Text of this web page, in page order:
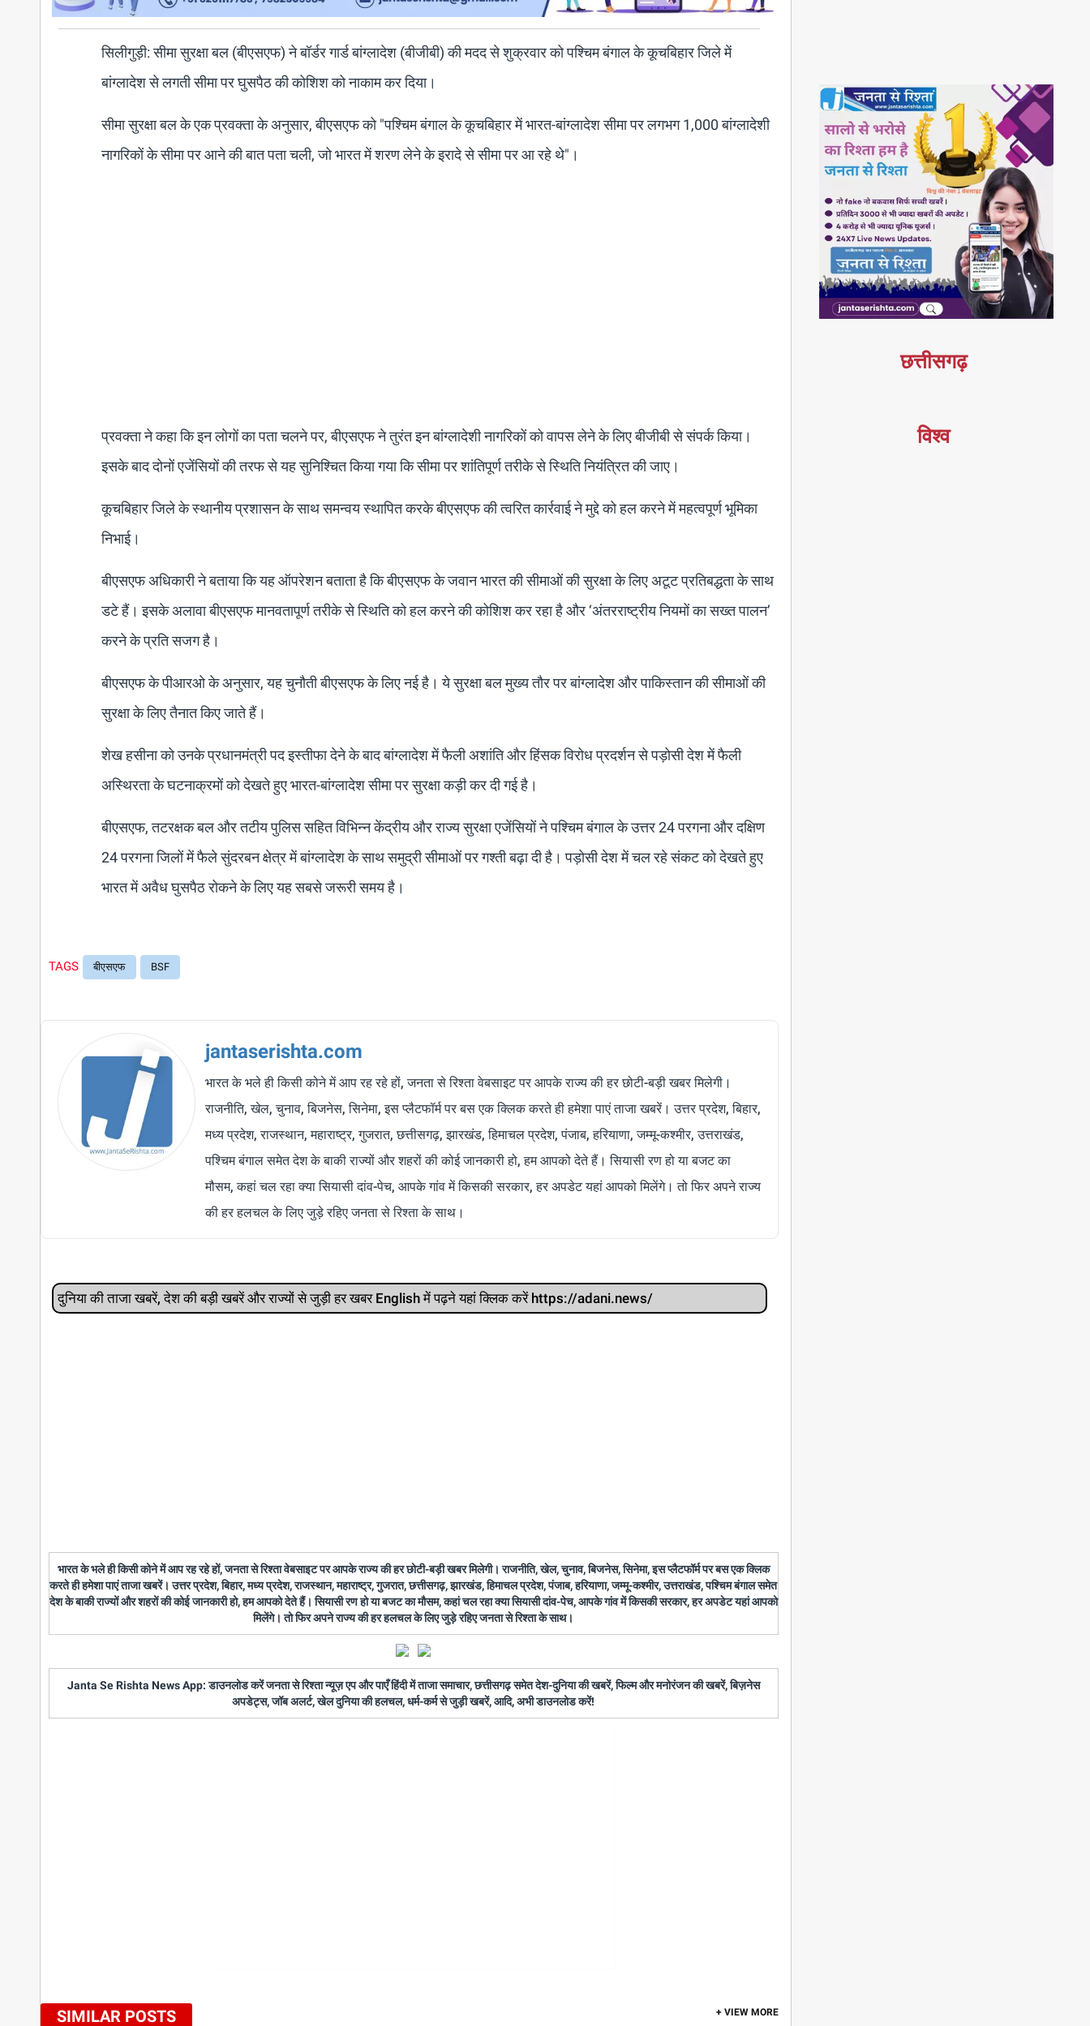
सिलीगुड़ी: सीमा सुरक्षा बल (बीएसएफ) ने बॉर्डर गार्ड बांग्लादेश (बीजीबी) की मदद से शुक्रवार को पश्चिम बंगाल के कूचबिहार जिले में
बांग्लादेश से लगती सीमा पर घुसपैठ की कोशिश को नाकाम कर दिया।
सीमा सुरक्षा बल के एक प्रवक्ता के अनुसार, बीएसएफ को "पश्चिम बंगाल के कूचबिहार में भारत-बांग्लादेश सीमा पर लगभग 1,000 बांग्लादेशी
नागरिकों के सीमा पर आने की बात पता चली, जो भारत में शरण लेने के इरादे से सीमा पर आ रहे थे"।
प्रवक्ता ने कहा कि इन लोगों का पता चलने पर, बीएसएफ ने तुरंत इन बांग्लादेशी नागरिकों को वापस लेने के लिए बीजीबी से संपर्क किया।
इसके बाद दोनों एजेंसियों की तरफ से यह सुनिश्चित किया गया कि सीमा पर शांतिपूर्ण तरीके से स्थिति नियंत्रित की जाए।
कूचबिहार जिले के स्थानीय प्रशासन के साथ समन्वय स्थापित करके बीएसएफ की त्वरित कार्रवाई ने मुद्दे को हल करने में महत्वपूर्ण भूमिका
निभाई।
बीएसएफ अधिकारी ने बताया कि यह ऑपरेशन बताता है कि बीएसएफ के जवान भारत की सीमाओं की सुरक्षा के लिए अटूट प्रतिबद्धता के साथ
डटे हैं। इसके अलावा बीएसएफ मानवतापूर्ण तरीके से स्थिति को हल करने की कोशिश कर रहा है और ‘अंतरराष्ट्रीय नियमों का सख्त पालन’
करने के प्रति सजग है।
बीएसएफ के पीआरओ के अनुसार, यह चुनौती बीएसएफ के लिए नई है। ये सुरक्षा बल मुख्य तौर पर बांग्लादेश और पाकिस्तान की सीमाओं की
सुरक्षा के लिए तैनात किए जाते हैं।
शेख हसीना को उनके प्रधानमंत्री पद इस्तीफा देने के बाद बांग्लादेश में फैली अशांति और हिंसक विरोध प्रदर्शन से पड़ोसी देश में फैली
अस्थिरता के घटनाक्रमों को देखते हुए भारत-बांग्लादेश सीमा पर सुरक्षा कड़ी कर दी गई है।
बीएसएफ, तटरक्षक बल और तटीय पुलिस सहित विभिन्न केंद्रीय और राज्य सुरक्षा एजेंसियों ने पश्चिम बंगाल के उत्तर 24 परगना और दक्षिण
24 परगना जिलों में फैले सुंदरबन क्षेत्र में बांग्लादेश के साथ समुद्री सीमाओं पर गश्ती बढ़ा दी है। पड़ोसी देश में चल रहे संकट को देखते हुए
भारत में अवैध घुसपैठ रोकने के लिए यह सबसे जरूरी समय है।
TAGS बीएसएफ BSF
jantaserishta.com
भारत के भले ही किसी कोने में आप रह रहे हों, जनता से रिश्ता वेबसाइट पर आपके राज्य की हर छोटी-बड़ी खबर मिलेगी।
राजनीति, खेल, चुनाव, बिजनेस, सिनेमा, इस प्लैटफॉर्म पर बस एक क्लिक करते ही हमेशा पाएं ताजा खबरें। उत्तर प्रदेश, बिहार,
मध्य प्रदेश, राजस्थान, महाराष्ट्र, गुजरात, छत्तीसगढ़, झारखंड, हिमाचल प्रदेश, पंजाब, हरियाणा, जम्मू-कश्मीर, उत्तराखंड,
पश्चिम बंगाल समेत देश के बाकी राज्यों और शहरों की कोई जानकारी हो, हम आपको देते हैं। सियासी रण हो या बजट का
मौसम, कहां चल रहा क्या सियासी दांव-पेच, आपके गांव में किसकी सरकार, हर अपडेट यहां आपको मिलेंगे। तो फिर अपने राज्य
की हर हलचल के लिए जुड़े रहिए जनता से रिश्ता के साथ।
दुनिया की ताजा खबरें, देश की बड़ी खबरें और राज्‍यों से जुड़ी हर खबर English में पढ़ने यहां क्लिक करें https://adani.news/
भारत के भले ही किसी कोने में आप रह रहे हों, जनता से रिश्ता वेबसाइट पर आपके राज्य की हर छोटी-बड़ी खबर मिलेगी। राजनीति, खेल, चुनाव, बिजनेस, सिनेमा, इस प्लैटफॉर्म पर बस एक क्लिक
करते ही हमेशा पाएं ताजा खबरें। उत्तर प्रदेश, बिहार, मध्य प्रदेश, राजस्थान, महाराष्ट्र, गुजरात, छत्तीसगढ़, झारखंड, हिमाचल प्रदेश, पंजाब, हरियाणा, जम्मू-कश्मीर, उत्तराखंड, पश्चिम बंगाल समेत
देश के बाकी राज्यों और शहरों की कोई जानकारी हो, हम आपको देते हैं। सियासी रण हो या बजट का मौसम, कहां चल रहा क्या सियासी दांव-पेच, आपके गांव में किसकी सरकार, हर अपडेट यहां आपको
मिलेंगे। तो फिर अपने राज्य की हर हलचल के लिए जुड़े रहिए जनता से रिश्ता के साथ।
Janta Se Rishta News App: डाउनलोड करें जनता से रिश्ता न्यूज़ एप और पाएँ हिंदी में ताजा समाचार, छत्तीसगढ़ समेत देश-दुनिया की खबरें, फिल्म और मनोरंजन की खबरें, बिज़नेस
अपडेट्स, जॉब अलर्ट, खेल दुनिया की हलचल, धर्म-कर्म से जुड़ी खबरें, आदि, अभी डाउनलोड करें!
SIMILAR POSTS + VIEW MORE
छत्तीसगढ़
विश्व